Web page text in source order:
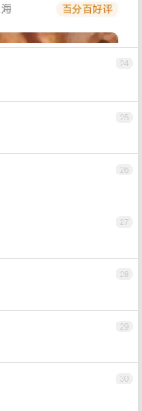
24
25
26
27
28
29
30